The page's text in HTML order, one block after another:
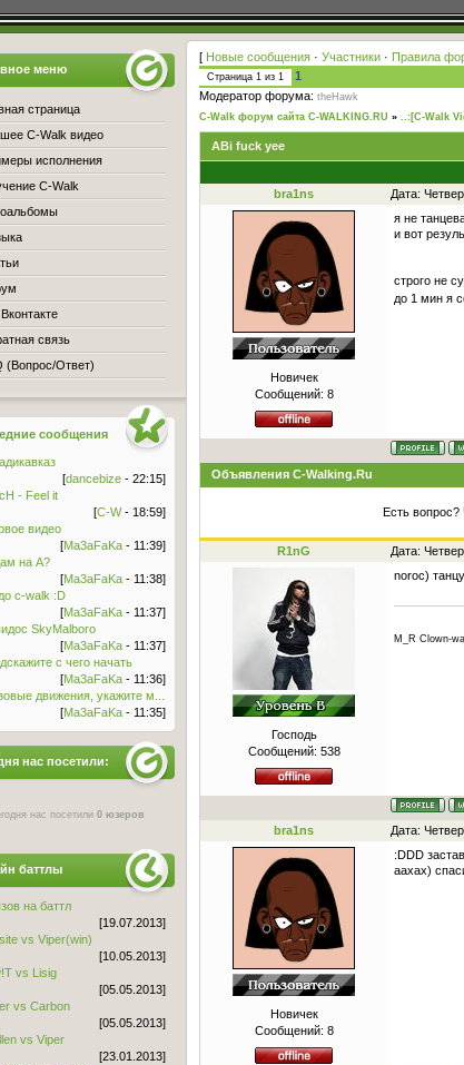
[ Новые сообщения· Участники· Правила
Страница 1из 1 1
Модератор форума: theHawk
C-Walk форум сайта C-WALKING.RU » ..:[C-Walk
ABi fuck yee
bra1ns Дата:
Новичек
Сообщений: 8
я не
и вот
строго не
до 1 мин я
Объявления C-Walking.Ru
Есть вопрос?
R1nG Дата:
Господь
Сообщений: 538
noroc)
M_R Clown-
bra1ns Дата:
Новичек
Сообщений: 8
:DDD
аахах)
меню
страница
C-Walk видео
исполнения
C-Walk
связь
(Вопрос/Ответ)
сообщения
[dancebize- 22:15]
- Feel it
[C-W- 18:59]
видео
[Ma3aFaKa- 11:39]
на А?
[Ma3aFaKa- 11:38]
c-walk :D
[Ma3aFaKa- 11:37]
SkyMalboro
[Ma3aFaKa- 11:37]
с чего начать
[Ma3aFaKa- 11:36]
движения, укажите м...
[Ma3aFaKa- 11:35]
нас посетили:
нас посетили 0 юзеров
баттлы
на баттл
[19.07.2013]
vs Viper(win)
[10.05.2013]
vs Lisig
[05.05.2013]
vs Carbon
[05.05.2013]
vs Viper
[23.01.2013]